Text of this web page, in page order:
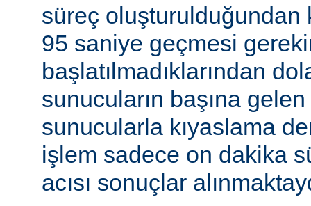
süreç oluşturulduğundan
95 saniye geçmesi
başlatılmadıklarından
sunucuların başına
sunucularla kıyaslama
işlem sadece on dakika
acısı sonuçlar